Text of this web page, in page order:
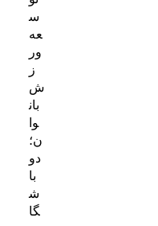
س
عه
ور
ز
ش
بان
وا
ن؛
دو
با
ش
گا